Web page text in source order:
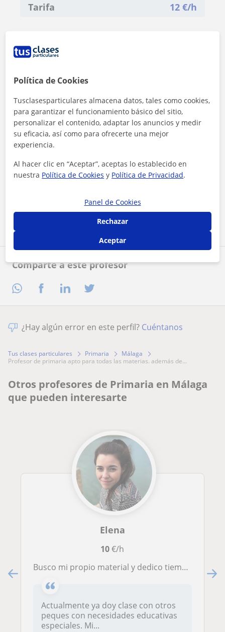
Comparte a este profesor
Tarifa 12 €/h
Contactar ahora
¿Hay algún error en este perfil? Cuéntanos
Tus clases particulares Primaria
Málaga
profesor de primaria apto para todas las materias. además de...
Otros profesores de Primaria en Málaga
que pueden interesarte
Elena
10€/h
Busco mi propio material y dedico tiempo a cada clase según el/la alumno/a que tenga en ese momento
Actualmente ya doy clase con otros
peques con necesidades educativas
especiales. Mi...
Política de Cookies
Tusclasesparticulares almacena datos, tales como cookies,
para garantizar el funcionamiento básico del sitio,
personalizar el contenido, adaptar los anuncios y medir
su eficacia, así como para ofrecerte una mejor
experiencia.
Al hacer clic en “Aceptar”, aceptas lo establecido en
nuestra Política de Cookies y Política de Privacidad.
Panel de Cookies
Rechazar
Aceptar